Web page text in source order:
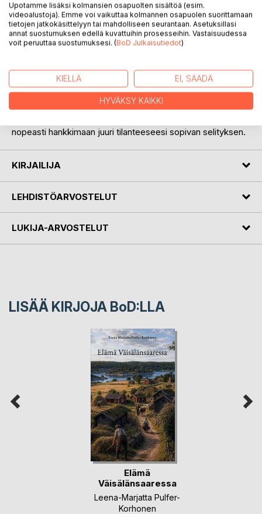
KUVAUS
käytettäväksi. Olen jaotellut nämä selitykset muutamaan
helppoon lahkoon. Olen tässä pyrkinyt tekemään juuri sinua
varten hakemiston, (tätä kutsutaan myös sisällysluetteloksi
löydät sen muutamaa sivua ennen tätä kirjoitusta, joten
nopeasti hankkimaan juuri tilanteeseesi sopivan selityksen.
KIRJAILIJA
LEHDISTÖARVOSTELUT
LUKIJA-ARVOSTELUT
LISÄÄ KIRJOJA BoD:LLA
Elämä
Väisälänsaaressa
Leena-Marjatta Pulfer-
Korhonen
Upotamme lisäksi kolmansien osapuolten sisältöä (esim.
videoalustoja). Emme voi vaikuttaa kolmannen osapuolen suorittamaan
tietojen jatkokäsittelyyn tai mahdolliseen seurantaan. Asetuksillasi
annat suostumuksen edellä kuvattuihin prosesseihin. Vastaisuudessa
voit peruuttaa suostumuksesi. (BoD Julkaisutiedot)
KIELLÄ EI, SÄÄDÄ
HYVÄKSY KAIKKI